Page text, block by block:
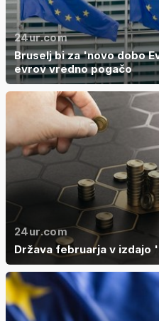
24ur.com
Bruselj bi za 'novo dobo
evrov vredno pogačo
24ur.com
Država februarja v izdajo